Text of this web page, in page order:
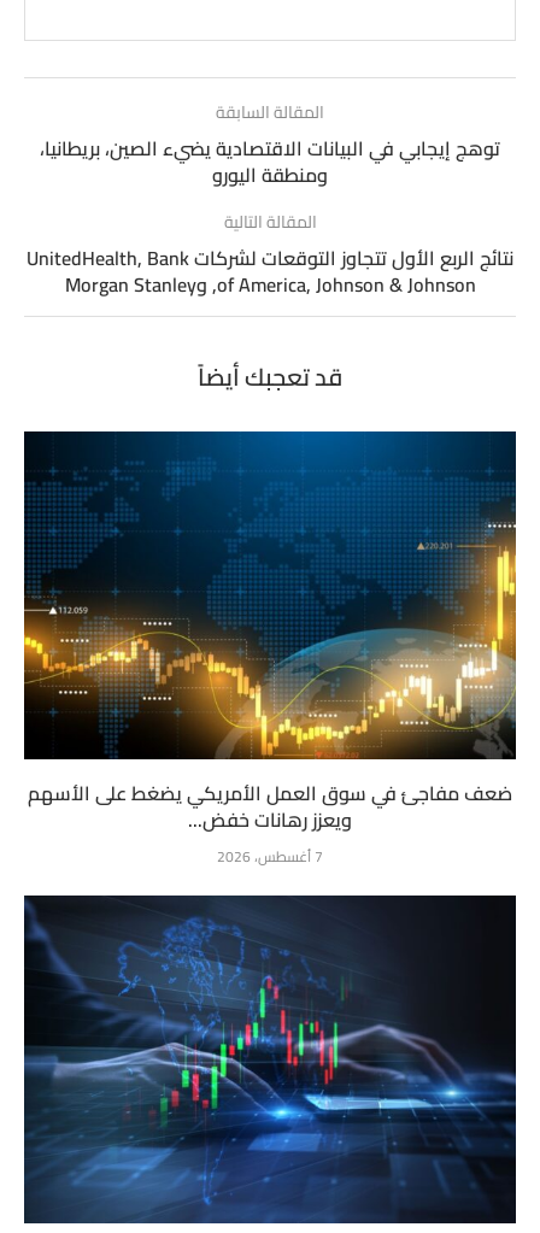
المقالة السابقة
توهج إيجابي في البيانات الاقتصادية يضيء الصين، بريطانيا،
ومنطقة اليورو
المقالة التالية
نتائج الربع الأول تتجاوز التوقعات لشركات UnitedHealth, Bank
of America, Johnson & Johnson, وMorgan Stanley
قد تعجبك أيضاً
ضعف مفاجئ في سوق العمل الأمريكي يضغط على الأسهم
ويعزز رهانات خفض...
7 أغسطس، 2026